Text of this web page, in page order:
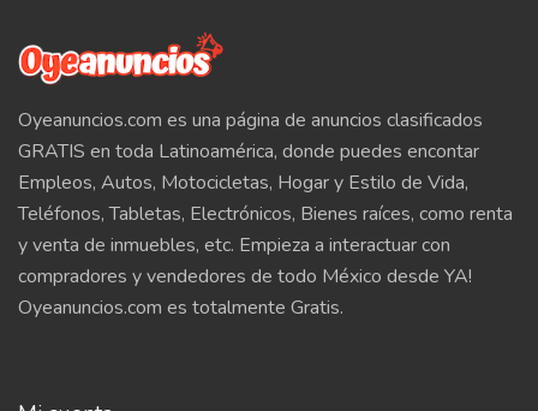
Oyeanuncios.com es una página de anuncios clasificados
GRATIS en toda Latinoamérica, donde puedes encontar
Empleos, Autos, Motocicletas, Hogar y Estilo de Vida,
Teléfonos, Tabletas, Electrónicos, Bienes raíces, como renta
y venta de inmuebles, etc. Empieza a interactuar con
compradores y vendedores de todo México desde YA!
Oyeanuncios.com es totalmente Gratis.